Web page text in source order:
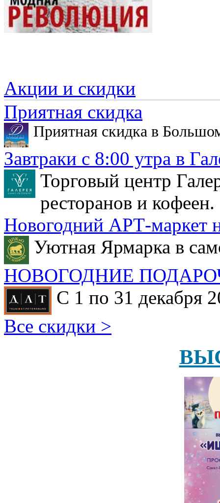
Акции и скидки
Приятная скидка
Приятная скидка в
Завтраки с 8:00 утра в
Торговый центр
ресторанов и кофеен.
Новогодний АРТ-маркет
Уютная Ярмарка в
НОВОГОДНИЕ
С 1 по 31 декабря
Все скидки >